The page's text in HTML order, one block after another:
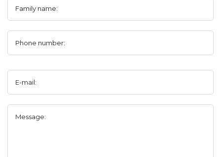
Family name:
Phone number:
E-mail:
Message: